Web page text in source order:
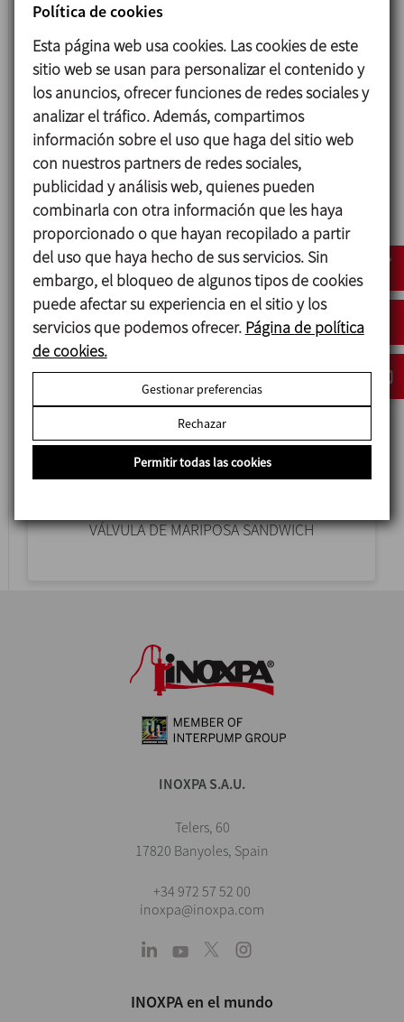
4800
VÁLVULA DE MARIPOSA
VÁLVULA DE MARIPOSA SANDWICH
INOXPA S.A.U.
Telers, 60
17820 Banyoles, Spain
+34 972 57 52 00
inoxpa@inoxpa.com
INOXPA en el mundo
Política de cookies
Esta página web usa cookies. Las cookies de este
sitio web se usan para personalizar el contenido y
los anuncios, ofrecer funciones de redes sociales y
analizar el tráfico. Además, compartimos
información sobre el uso que haga del sitio web
con nuestros partners de redes sociales,
publicidad y análisis web, quienes pueden
combinarla con otra información que les haya
proporcionado o que hayan recopilado a partir
del uso que haya hecho de sus servicios. Sin
embargo, el bloqueo de algunos tipos de cookies
puede afectar su experiencia en el sitio y los
servicios que podemos ofrecer. Página de política
de cookies.
Gestionar preferencias
Rechazar
Permitir todas las cookies